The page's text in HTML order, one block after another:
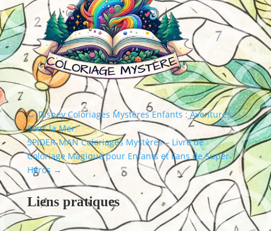
←Disney Coloriages Mystères Enfants : Aventures
Sous la Mer
SPIDER-MAN Coloriages Mystères – Livre de
Coloriage Magique pour Enfants et Fans de Super-
Héros →
Liens pratiques